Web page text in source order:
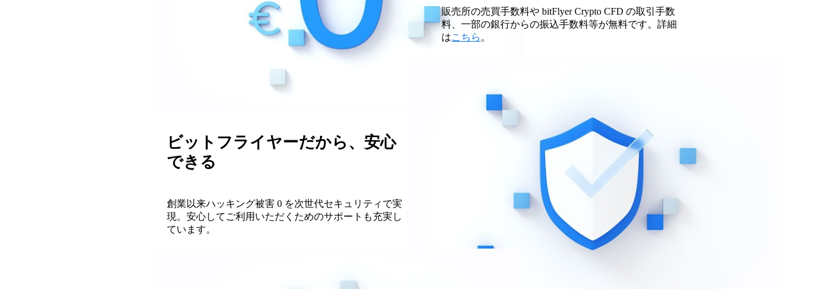
販売所の売買手数料や bitFlyer Crypto CFD の取引手数
料、一部の銀行からの振込手数料等が無料です。詳細
はこちら 。
ビットフライヤーだから、安心
できる
創業以来ハッキング被害 0 を次世代セキュリティで実
現。安心してご利用いただくためのサポートも充実し
ています。